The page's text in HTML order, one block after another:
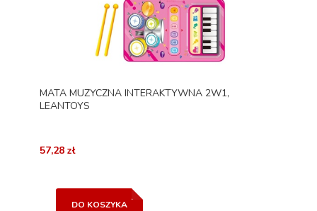
MATA MUZYCZNA INTERAKTYWNA 2W1,
LEANTOYS
57,28 zł
DO KOSZYKA